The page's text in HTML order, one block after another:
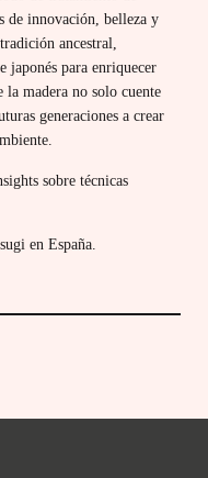
de innovación, belleza y
ancestral,
japonés para enriquecer
la madera no solo cuente
generaciones a crear
sobre técnicas
en España.